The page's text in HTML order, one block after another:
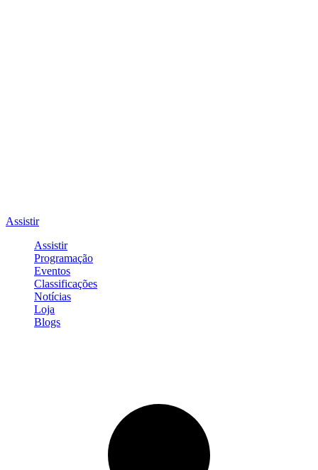
Assistir
Assistir
Programação
Eventos
Classificações
Notícias
Loja
Blogs